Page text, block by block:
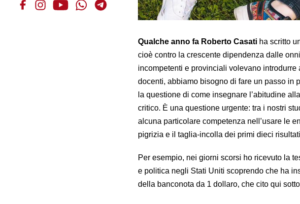
Qualche anno fa Roberto Casati ha scritto
cioè contro la crescente dipendenza dalle
incompetenti e provinciali volevano
docenti, abbiamo bisogno di fare un passo in
la questione di come insegnare l’abitudine
critico. È una questione urgente: tra i nostri
alcuna particolare competenza nell’usare le
pigrizia e il taglia-incolla dei primi dieci
Per esempio, nei giorni scorsi ho ricevuto la
e politica negli Stati Uniti scoprendo che ha
della banconota da 1 dollaro, che cito qui